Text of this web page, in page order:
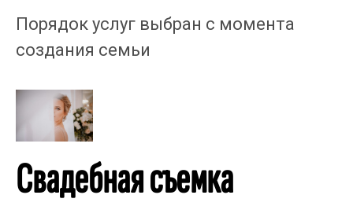
Порядок услуг выбран с момента
создания семьи
Свадебная съемка